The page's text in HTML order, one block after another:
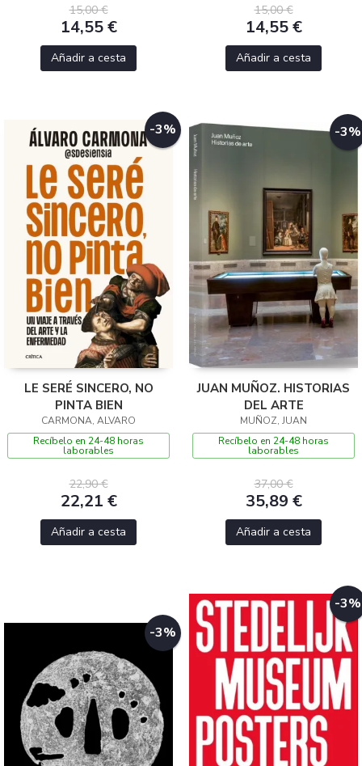
15,00 €
14,55 €
Añadir a cesta
15,00 €
14,55 €
Añadir a cesta
-3%
LE SERÉ SINCERO, NO
PINTA BIEN
CARMONA, ALVARO
Recíbelo en 24-48 horas
laborables
22,90 €
22,21 €
Añadir a cesta
-3%
JUAN MUÑOZ. HISTORIAS
DEL ARTE
MUÑOZ, JUAN
Recíbelo en 24-48 horas
laborables
37,00 €
35,89 €
Añadir a cesta
-3%
-3%